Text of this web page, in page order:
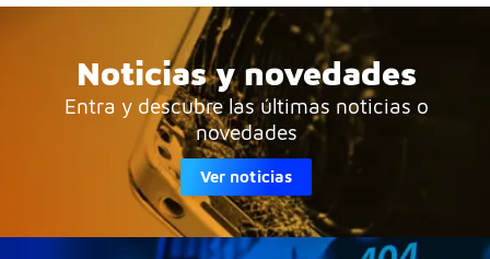
Noticias y novedades
Entra y descubre las últimas noticias o
novedades
Ver noticias